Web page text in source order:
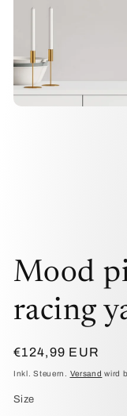
Mood
racing
Normaler
Preis
€124,99 EUR
Inkl. Steuern. Versand wird
Size